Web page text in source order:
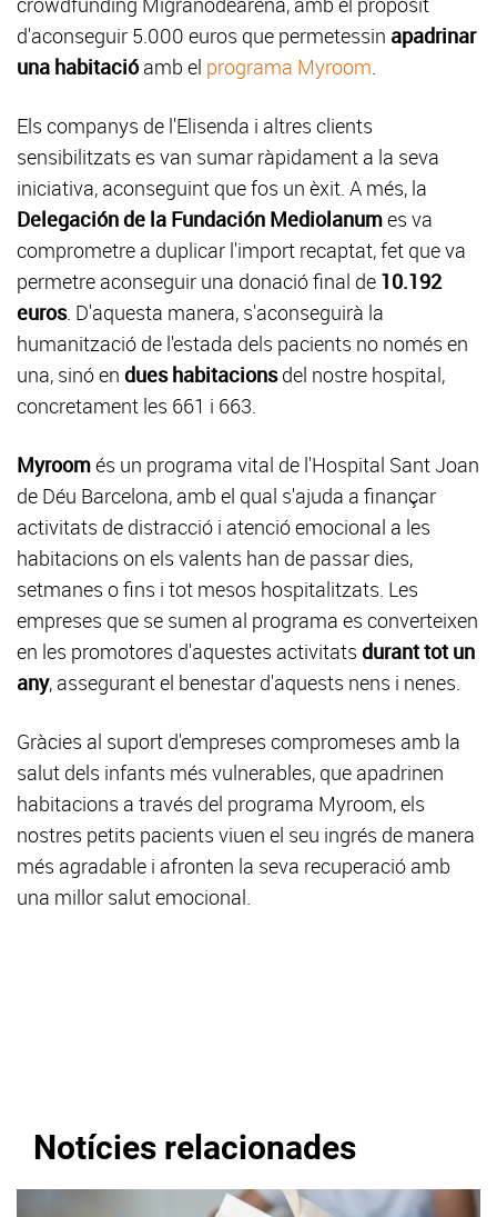
d'aconseguir 5.000 euros que permetessin apadrinar
una habitacióamb el programa Myroom.
Els companys de l'Elisenda i altres clients
sensibilitzats es van sumar ràpidament a la seva
iniciativa, aconseguint que fos un èxit. A més, la
Delegación de la Fundación Mediolanumes va
comprometre a duplicar l'import recaptat, fet que va
permetre aconseguir una donació final de 10.192
euros. D'aquesta manera, s'aconseguirà la
humanització de l'estada dels pacients no només en
una, sinó en dues habitacionsdel nostre hospital,
concretament les 661 i 663.
Myroomés un programa vital de l'Hospital Sant Joan
de Déu Barcelona, amb el qual s'ajuda a finançar
activitats de distracció i atenció emocional a les
habitacions on els valents han de passar dies,
setmanes o fins i tot mesos hospitalitzats. Les
empreses que se sumen al programa es converteixen
en les promotores d'aquestes activitats durant tot un
any, assegurant el benestar d'aquests nens i nenes.
Gràcies al suport d'empreses compromeses amb la
salut dels infants més vulnerables, que apadrinen
habitacions a través del programa Myroom, els
nostres petits pacients viuen el seu ingrés de manera
més agradable i afronten la seva recuperació amb
una millor salut emocional.
Notícies relacionades